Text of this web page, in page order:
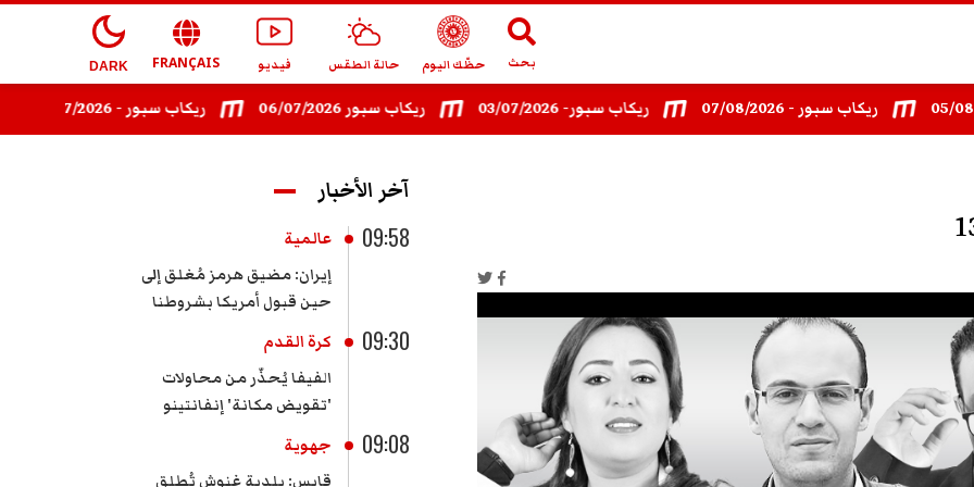
بحث حظّك اليوم حالة الطقس فيديو FRANÇAIS
DARK
ريكاب سبور - 08/07/2026 ريكاب سبور 06/07/2026 ريكاب سبور- 03/07/2026 ريكاب سبور - 07/08/2026
آخر الأخبار
09:58
عالمية
إيران: مضيق هرمز مُغلق إلى
حين قبول أمريكا بشروطنا
09:30
كرة القدم
الفيفا يُحذّر من محاولات
'تقويض مكانة' إنفانتينو
09:08
جهوية
قابس: بلدية غنوش تُطلق